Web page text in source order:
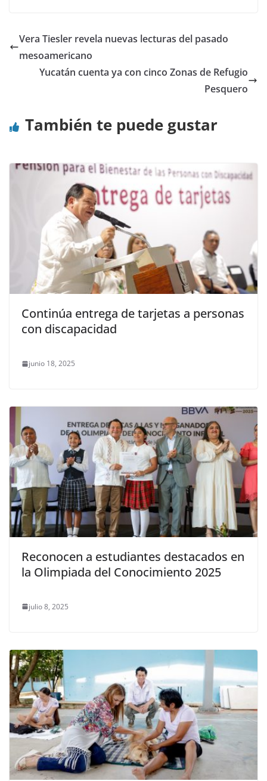
Vera Tiesler revela nuevas lecturas del pasado
mesoamericano
Yucatán cuenta ya con cinco Zonas de Refugio
Pesquero
También te puede gustar
Continúa entrega de tarjetas a personas
con discapacidad
junio 18, 2025
Reconocen a estudiantes destacados en
la Olimpiada del Conocimiento 2025
julio 8, 2025